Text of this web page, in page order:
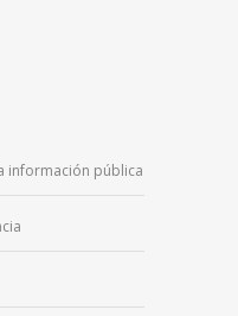
información pública